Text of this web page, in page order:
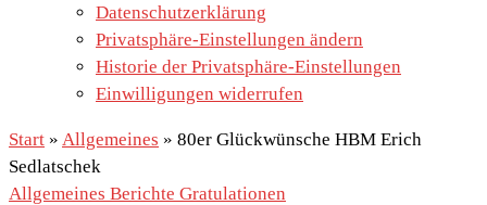
Datenschutzerklärung
Privatsphäre-Einstellungen ändern
Historie der Privatsphäre-Einstellungen
Einwilligungen widerrufen
Start » Allgemeines » 80er Glückwünsche HBM Erich
Sedlatschek
Allgemeines Berichte Gratulationen